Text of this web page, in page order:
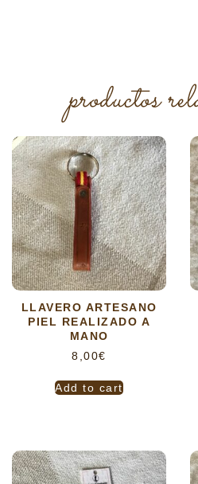
productos
LLAVERO ARTESANO
PIEL REALIZADO A
MANO
8,00€
Add to cart